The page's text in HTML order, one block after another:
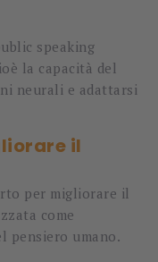
speaking
la capacità del
neurali e adattarsi
il
per migliorare il
come
pensiero umano.